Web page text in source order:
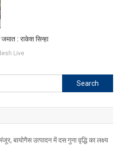
जमात : राकेश सिन्हा
Live
Search
for:
बायोगैस उत्पादन में दस गुना वृद्धि का लक्ष्य